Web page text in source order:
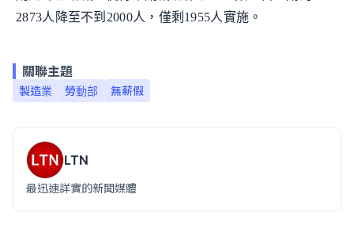
2873人降至不到2000人，僅剩1955人實施。
關聯主題
製造業 勞動部 無薪假
LTN
最迅速詳實的新聞媒體